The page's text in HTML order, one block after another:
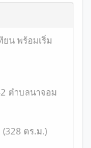
ยน พร้อมเริ่ม
ตำบลนาจอม
ตร.ม.)